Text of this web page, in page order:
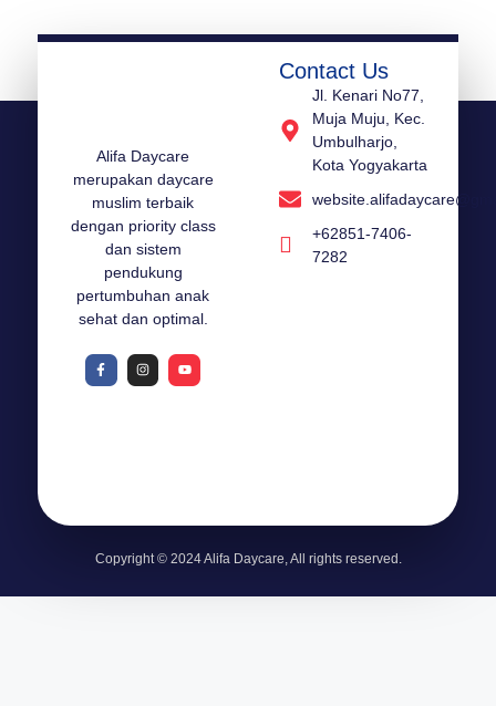
Alifa Daycare
merupakan daycare
muslim terbaik
dengan priority class
dan sistem
pendukung
pertumbuhan anak
sehat dan optimal.
Contact Us
Jl. Kenari No77,
Muja Muju, Kec.
Umbulharjo,
Kota Yogyakarta
+62851-7406-
7282
Copyright © 2024 Alifa Daycare, All rights reserved.